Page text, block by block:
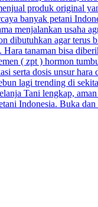
produk original
banyak petani
menjalankan usaha
dibutuhkan agar terus
tanaman bisa
( zpt ) hormon
serta dosis unsur hara
lagi trending di
Tani lengkap,
Indonesia. Buka